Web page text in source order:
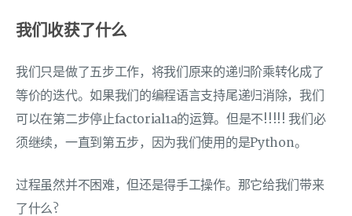
我们收获了什么
我们只是做了五步工作，将我们原来的递归阶乘转化成了
等价的迭代。如果我们的编程语言支持尾递归消除，我们
可以在第二步停止factorial1a的运算。但是不!!!!! 我们必
须继续，一直到第五步，因为我们使用的是Python。
过程虽然并不困难，但还是得手工操作。那它给我们带来
了什么?